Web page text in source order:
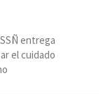
entrega
el cuidado